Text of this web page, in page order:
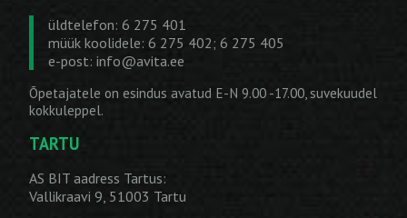
üldtelefon: 6 275 401
müük koolidele: 6 275 402; 6 275 405
e-post: info@avita.ee
Õpetajatele on esindus avatud E-N 9.00 -17.00, suvekuudel
kokkuleppel.
TARTU
AS BIT aadress Tartus:
Vallikraavi 9, 51003 Tartu